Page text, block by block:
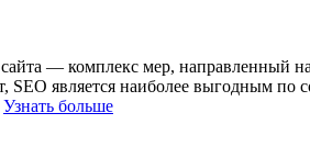
— комплекс мер, направленный
SEO является наиболее выгодным
Узнать больше